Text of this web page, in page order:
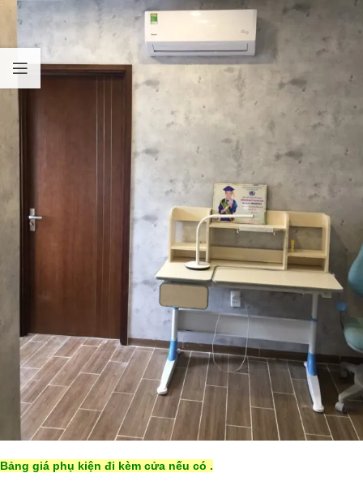
Bảng giá phụ kiện đi kèm cửa nếu có .